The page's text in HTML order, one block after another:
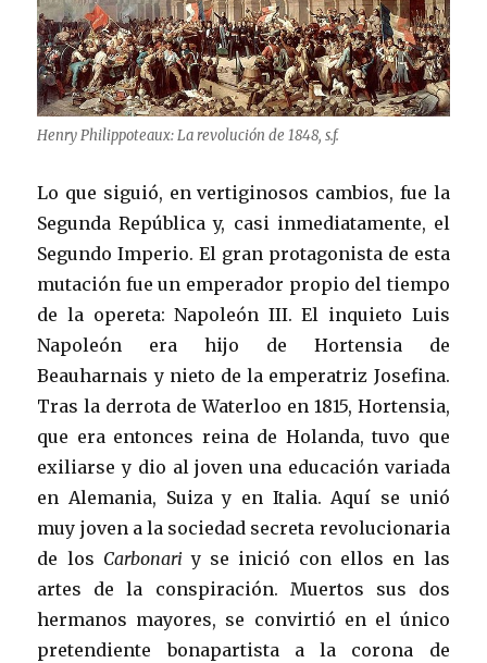
Henry Philippoteaux: La revolución de 1848, s.f.
Lo que siguió, en vertiginosos cambios, fue la
Segunda República y, casi inmediatamente, el
Segundo Imperio. El gran protagonista de esta
mutación fue un emperador propio del tiempo
de la opereta: Napoleón III. El inquieto Luis
Napoleón era hijo de Hortensia de
Beauharnais y nieto de la emperatriz Josefina.
Tras la derrota de Waterloo en 1815, Hortensia,
que era entonces reina de Holanda, tuvo que
exiliarse y dio al joven una educación variada
en Alemania, Suiza y en Italia. Aquí se unió
muy joven a la sociedad secreta revolucionaria
de los Carbonari y se inició con ellos en las
artes de la conspiración. Muertos sus dos
hermanos mayores, se convirtió en el único
pretendiente bonapartista a la corona de